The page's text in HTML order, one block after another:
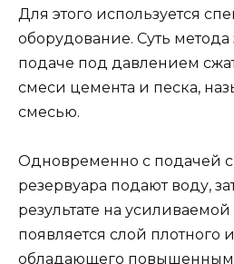
Для этого используется
оборудование. Суть метода
подаче под давлением
смеси цемента и песка,
смесью.
Одновременно с подачей
резервуара подают воду,
результате на
появляется слой плотного
обладающего